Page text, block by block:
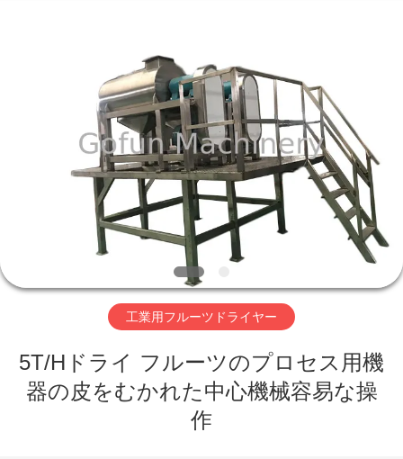
ク
ビ
工業用フルーツドライヤー
5T/Hドライ フルーツのプロセス用機
器の皮をむかれた中心機械容易な操
作